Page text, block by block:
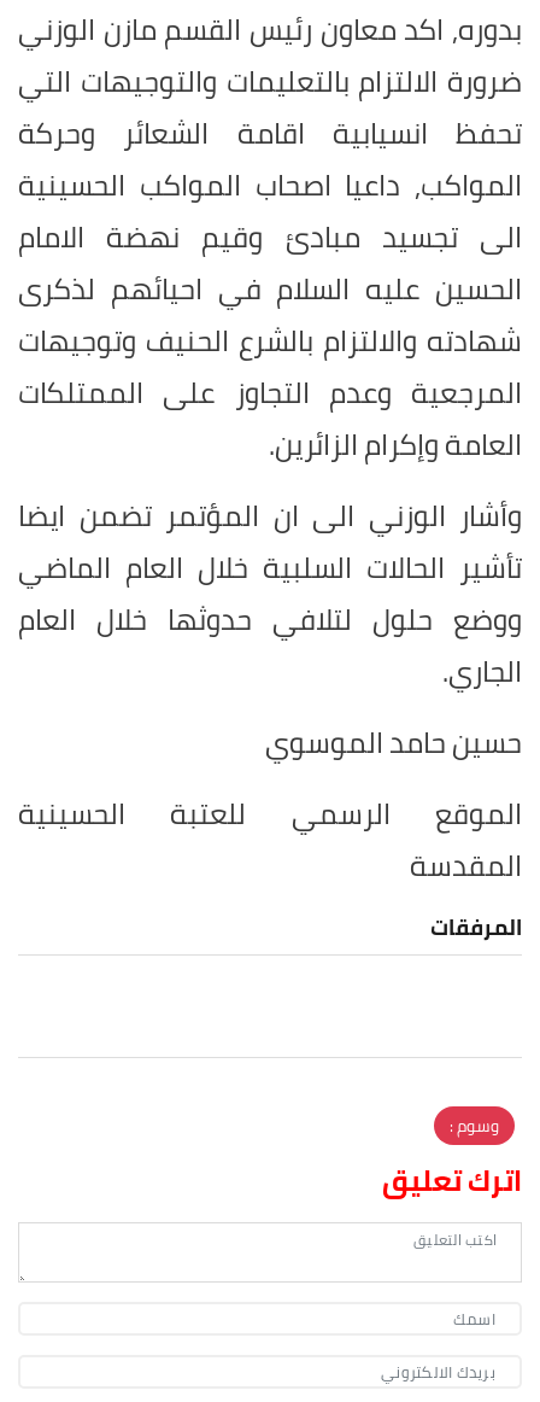
بدوره, اكد معاون رئيس القسم مازن الوزني
ضرورة الالتزام بالتعليمات والتوجيهات التي
تحفظ انسيابية اقامة الشعائر وحركة
المواكب, داعيا اصحاب المواكب الحسينية
الى تجسيد مبادئ وقيم نهضة الامام
الحسين عليه السلام في احيائهم لذكرى
شهادته والالتزام بالشرع الحنيف وتوجيهات
المرجعية وعدم التجاوز على الممتلكات
العامة وإكرام الزائرين.
وأشار الوزني الى ان المؤتمر تضمن ايضا
تأشير الحالات السلبية خلال العام الماضي
ووضع حلول لتلافي حدوثها خلال العام
الجاري.
حسين حامد الموسوي
الموقع الرسمي للعتبة الحسينية
المقدسة
المرفقات
وسوم :
اترك تعليق